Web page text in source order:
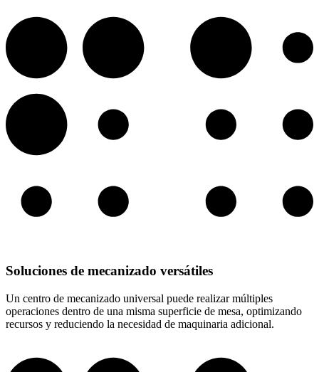
Soluciones de mecanizado versátiles
Un centro de mecanizado universal puede realizar múltiples
operaciones dentro de una misma superficie de mesa, optimizando
recursos y reduciendo la necesidad de maquinaria adicional.